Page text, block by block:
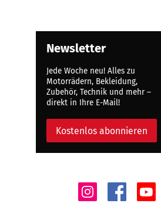
Newsletter
Jede Woche neu! Alles zu
Motorrädern, Bekleidung,
Zubehör, Technik und mehr –
direkt in Ihre E-Mail!
Kostenlos abonnieren